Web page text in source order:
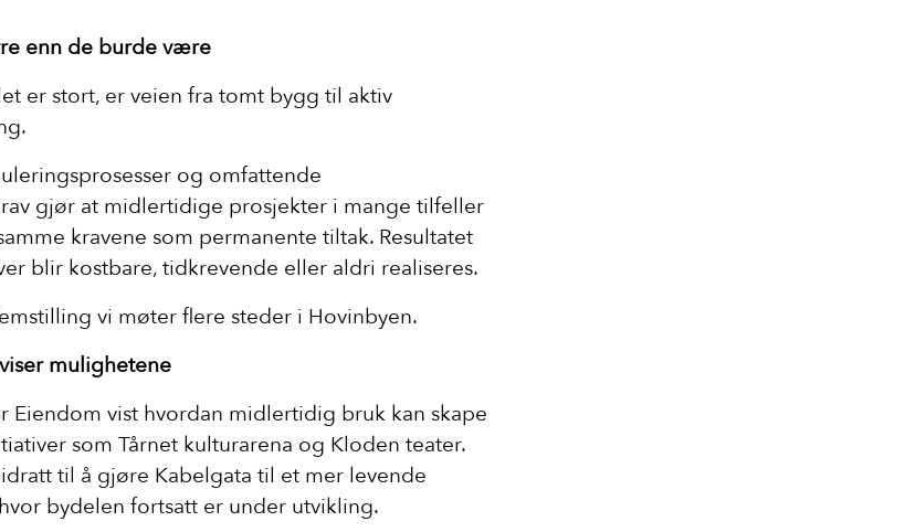
enn de burde være
er stort, er veien fra tomt bygg til aktiv
og omfattende
gjør at midlertidige prosjekter i mange tilfeller
kravene som permanente tiltak. Resultatet
blir kostbare, tidkrevende eller aldri realiseres.
vi møter flere steder i Hovinbyen.
mulighetene
Eiendom vist hvordan midlertidig bruk kan skape
som Tårnet kulturarena og Kloden teater.
til å gjøre Kabelgata til et mer levende
bydelen fortsatt er under utvikling.